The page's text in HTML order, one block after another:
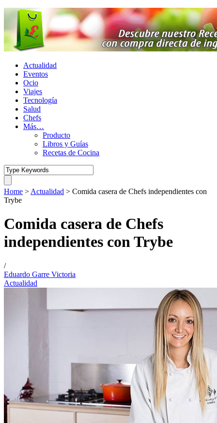
Actualidad
Eventos
Ocio
Viajes
Tecnología
Salud
Chefs
Más…
Producto
Libros y Guías
Recetas de Cocina
Home > Actualidad > Comida casera de Chefs independientes con
Trybe
Comida casera de Chefs
independientes con Trybe
/
Eduardo Garre Victoria
Actualidad